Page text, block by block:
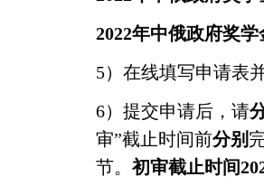
2022年中俄政府奖
5）在线填写申请表
6）提交申请后，请
审”截止时间前分别
节。 初审截止时间